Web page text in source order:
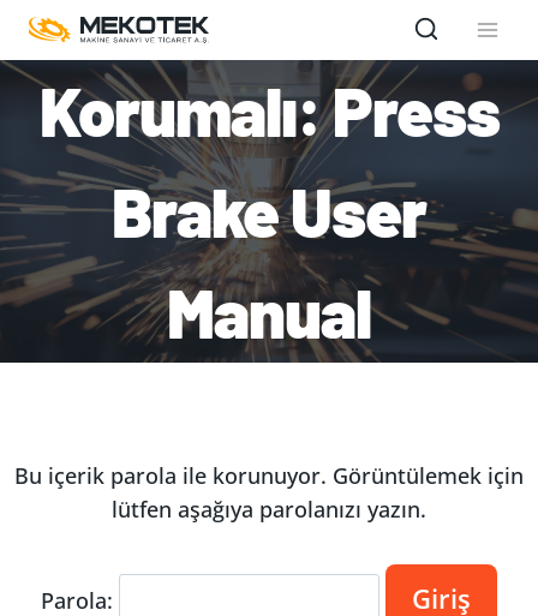
Skip
contentKorumalı: Press
Brake User
Manual
Bu içerik parola ile korunuyor. Görüntülemek için
lütfen aşağıya parolanızı yazın.
Parola: